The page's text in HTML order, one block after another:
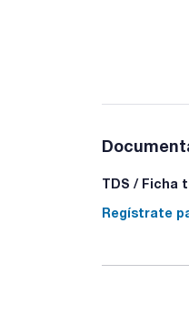
TDS / Ficha
Regístrate